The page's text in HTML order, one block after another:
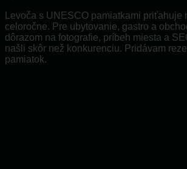
Levoča s UNESCO pamiatkami priťahuje
celoročne. Pre ubytovanie, gastro a
dôrazom na fotografie, príbeh miesta a
našli skôr než konkurenciu. Pridávam
pamiatok.